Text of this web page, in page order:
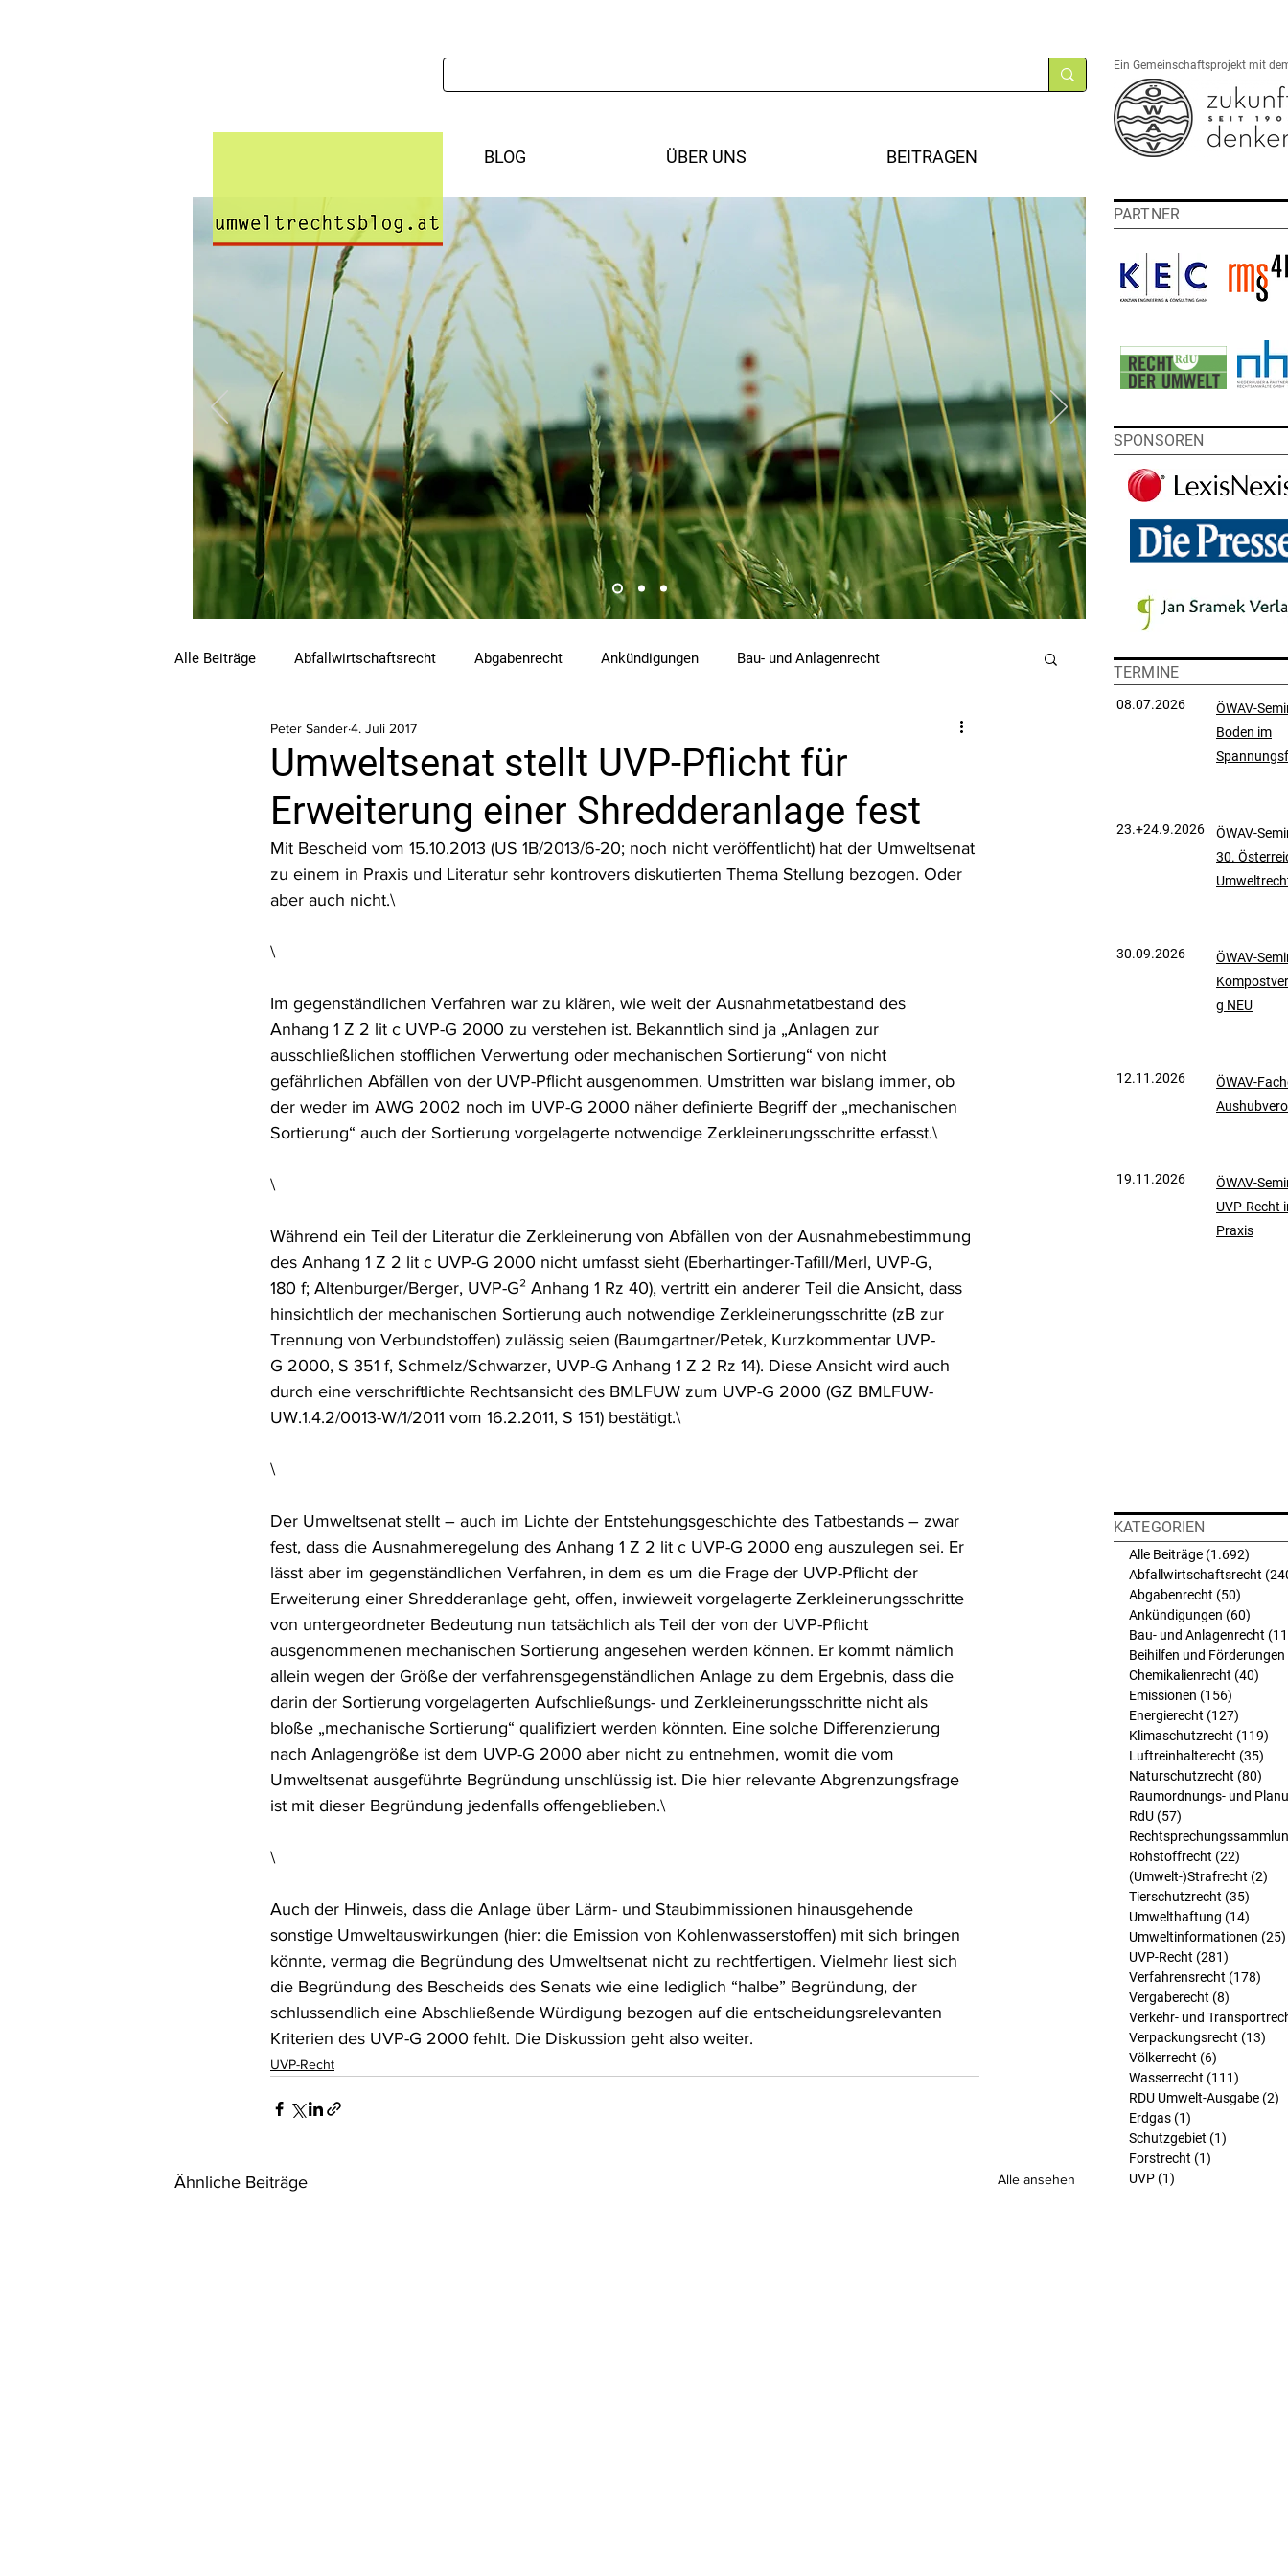
BLOG ÜBER UNS BEITRAGEN
Ein Gemeinschaftsprojekt mit
Alle Beiträge Abfallwirtschaftsrecht Abgabenrecht Ankündigungen Bau- und Anlagenrecht
Beihilfen und Förderungen
Luftreinhalterecht Naturschutzrecht Raumordnungs- und Planungsrecht RdU Rechtsprechungssammlung
Umweltinformationen
RDU Umwelt-Ausgabe Erdgas Schutzgebiet Forstrecht
Umweltsenat stellt UVP-Pflicht für
Erweiterung einer Shredderanlage fest
Peter Sander4. Juli 2017
Mit Bescheid vom 15.10.2013 (US 1B/2013/6-20; noch nicht veröffentlicht) hat der Umweltsenat
zu einem in Praxis und Literatur sehr kontrovers diskutierten Thema Stellung bezogen. Oder
aber auch nicht.\
\
Im gegenständlichen Verfahren war zu klären, wie weit der Ausnahmetatbestand des
Anhang 1 Z 2 lit c UVP-G 2000 zu verstehen ist. Bekanntlich sind ja „Anlagen zur
ausschließlichen stofflichen Verwertung oder mechanischen Sortierung“ von nicht
gefährlichen Abfällen von der UVP-Pflicht ausgenommen. Umstritten war bislang immer, ob
der weder im AWG 2002 noch im UVP-G 2000 näher definierte Begriff der „mechanischen
Sortierung“ auch der Sortierung vorgelagerte notwendige Zerkleinerungsschritte erfasst.\
\
Während ein Teil der Literatur die Zerkleinerung von Abfällen von der Ausnahmebestimmung
des Anhang 1 Z 2 lit c UVP-G 2000 nicht umfasst sieht (Eberhartinger-Tafill/Merl, UVP-G,
180 f; Altenburger/Berger, UVP-G² Anhang 1 Rz 40), vertritt ein anderer Teil die Ansicht, dass
hinsichtlich der mechanischen Sortierung auch notwendige Zerkleinerungsschritte (zB zur
Trennung von Verbundstoffen) zulässig seien (Baumgartner/Petek, Kurzkommentar UVP-
G 2000, S 351 f, Schmelz/Schwarzer, UVP-G Anhang 1 Z 2 Rz 14). Diese Ansicht wird auch
durch eine verschriftlichte Rechtsansicht des BMLFUW zum UVP-G 2000 (GZ BMLFUW-
UW.1.4.2/0013-W/1/2011 vom 16.2.2011, S 151) bestätigt.\
\
Der Umweltsenat stellt – auch im Lichte der Entstehungsgeschichte des Tatbestands – zwar
fest, dass die Ausnahmeregelung des Anhang 1 Z 2 lit c UVP-G 2000 eng auszulegen sei. Er
lässt aber im gegenständlichen Verfahren, in dem es um die Frage der UVP-Pflicht der
Erweiterung einer Shredderanlage geht, offen, inwieweit vorgelagerte Zerkleinerungsschritte
von untergeordneter Bedeutung nun tatsächlich als Teil der von der UVP-Pflicht
ausgenommenen mechanischen Sortierung angesehen werden können. Er kommt nämlich
allein wegen der Größe der verfahrensgegenständlichen Anlage zu dem Ergebnis, dass die
darin der Sortierung vorgelagerten Aufschließungs- und Zerkleinerungsschritte nicht als
bloße „mechanische Sortierung“ qualifiziert werden könnten. Eine solche Differenzierung
nach Anlagengröße ist dem UVP-G 2000 aber nicht zu entnehmen, womit die vom
Umweltsenat ausgeführte Begründung unschlüssig ist. Die hier relevante Abgrenzungsfrage
ist mit dieser Begründung jedenfalls offengeblieben.\
\
Auch der Hinweis, dass die Anlage über Lärm- und Staubimmissionen hinausgehende
sonstige Umweltauswirkungen (hier: die Emission von Kohlenwasserstoffen) mit sich bringen
könnte, vermag die Begründung des Umweltsenat nicht zu rechtfertigen. Vielmehr liest sich
die Begründung des Bescheids des Senats wie eine lediglich “halbe” Begründung, der
schlussendlich eine Abschließende Würdigung bezogen auf die entscheidungsrelevanten
Kriterien des UVP-G 2000 fehlt. Die Diskussion geht also weiter.
UVP-Recht
Ähnliche Beiträge Alle ansehen
Alle Beiträge (1.692)
Abfallwirtschaftsrecht
Abgabenrecht (50)
Ankündigungen (60)
Bau- und Anlagenrecht
Beihilfen und Förderungen
Chemikalienrecht (40)
Emissionen (156)
Energierecht (127)
Klimaschutzrecht (119)
Luftreinhalterecht (35)
Naturschutzrecht (80)
Raumordnungs- und
RdU (57)
Rohstoffrecht (22)
(Umwelt-)Strafrecht (2)
Tierschutzrecht (35)
Umwelthaftung (14)
Umweltinformationen (25)
UVP-Recht (281)
Verfahrensrecht (178)
Vergaberecht (8)
Verkehr- und
Verpackungsrecht (13)
Völkerrecht (6)
Wasserrecht (111)
RDU Umwelt-Ausgabe (2)
Erdgas (1)
Schutzgebiet (1)
Forstrecht (1)
UVP (1)
08.07.2026
ÖWAV-
Boden im
23.+24.9.2026
ÖWAV-
30.
30.09.2026
ÖWAV-
g NEU
12.11.2026
ÖWAV-
19.11.2026
ÖWAV-
UVP-Recht
Praxis
PARTNER
TERMINE
SPONSOREN
KATEGORIEN